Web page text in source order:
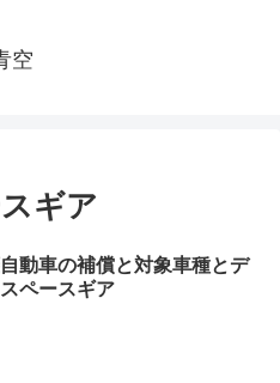
空
ギア
動車の補償と対象車種とデ
ペースギア